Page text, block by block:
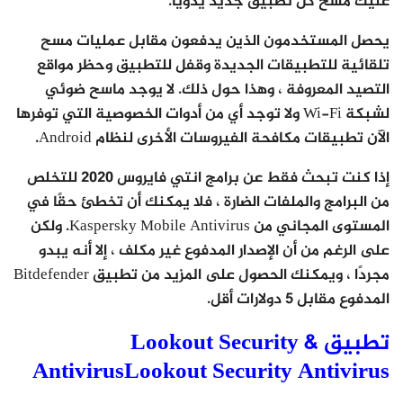
يحصل المستخدمون الذين يدفعون مقابل عمليات مسح
تلقائية للتطبيقات الجديدة وقفل للتطبيق وحظر مواقع
التصيد المعروفة ، وهذا حول ذلك. لا يوجد ماسح ضوئي
لشبكة Wi-Fi ولا توجد أي من أدوات الخصوصية التي توفرها
الآن تطبيقات مكافحة الفيروسات الأخرى لنظام Android.
إذا كنت تبحث فقط عن برامج انتي فايروس 2020 للتخلص
من البرامج والملفات الضارة ، فلا يمكنك أن تخطئ حقًا في
المستوى المجاني من Kaspersky Mobile Antivirus. ولكن
على الرغم من أن الإصدار المدفوع غير مكلف ، إلا أنه يبدو
مجردًا ، ويمكنك الحصول على المزيد من تطبيق Bitdefender
المدفوع مقابل 5 دولارات أقل.
تطبيق Lookout Security &
AntivirusLookout Security Antivirus